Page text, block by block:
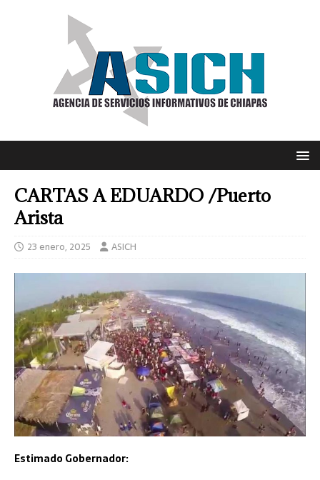
CARTAS A EDUARDO /Puerto
Arista
23 enero, 2025 ASICH
Estimado Gobernador: